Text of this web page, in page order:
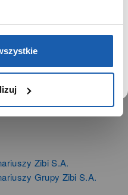
Zibi S.A.
Grupy Zibi S.A.